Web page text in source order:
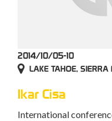
2014/10/05-10
LAKE TAHOE, SIERRA
Ikar Cisa
International